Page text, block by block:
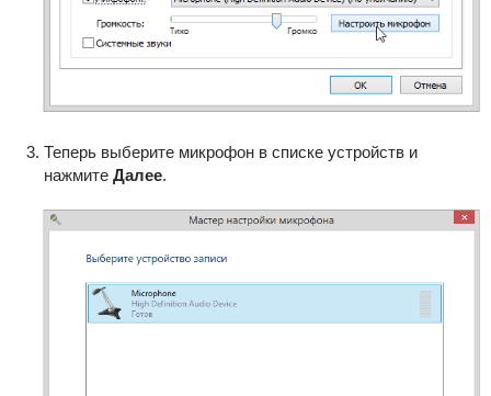
Теперь выберите микрофон в списке устройств и
нажмите Далее.